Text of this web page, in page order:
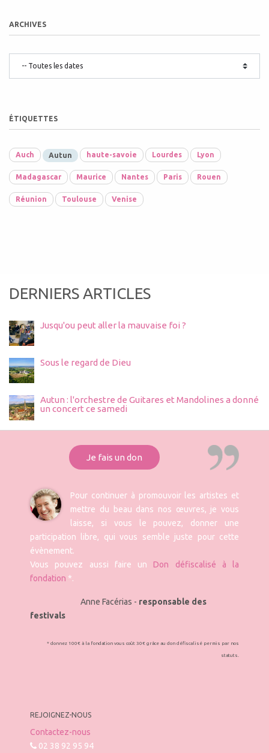
ARCHIVES
ÉTIQUETTES
Auch Autun haute-savoie Lourdes Lyon
Madagascar Maurice Nantes Paris Rouen
Réunion Toulouse Venise
DERNIERS ARTICLES
Jusqu'ou peut aller la mauvaise foi ?
Sous le regard de Dieu
Autun : l'orchestre de Guitares et Mandolines a donné
un concert ce samedi
Je fais un don
Pour continuer à promouvoir les artistes et
mettre du beau dans nos œuvres, je vous
laisse, si vous le pouvez, donner une
participation libre, qui vous semble juste pour cette
évènement.
Vous pouvez aussi faire unDon défiscalisé à la
fondation *.
Anne Facérias - responsable des
festivals
* donnez 100€ à la fondation vous coût 30€ grâce au don défiscalisé permis par nos
statuts.
REJOIGNEZ-NOUS
Contactez-nous
02 38 92 95 94